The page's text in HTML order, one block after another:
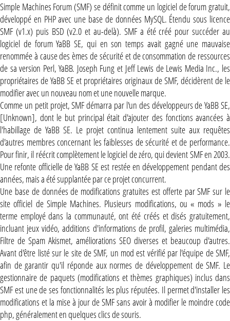
Simple Machines Forum (SMF) se définit comme un logiciel de forum gratuit,
développé en PHP avec une base de données MySQL. Étendu sous licence
SMF (v1.x) puis BSD (v2.0 et au-delà). SMF a été créé pour succéder au
logiciel de forum YaBB SE, qui en son temps avait gagné une mauvaise
renommée à cause des èmes de sécurité et de consommation de ressources
de sa version Perl, YaBB. Joseph Fung et Jeff Lewis de Lewis Media Inc., les
propriétaires de YaBB SE et propriétaires originaux de SMF, décidèrent de le
modifier avec un nouveau nom et une nouvelle marque.
Comme un petit projet, SMF démarra par l'un des développeurs de YaBB SE,
[Unknown], dont le but principal était d'ajouter des fonctions avancées à
l'habillage de YaBB SE. Le projet continua lentement suite aux requêtes
d'autres membres concernant les faiblesses de sécurité et de performance.
Pour finir, il réécrit complètement le logiciel de zéro, qui devient SMF en 2003.
Une refonte officielle de YaBB SE est restée en développement pendant des
années, mais a été supplantée par ce projet concurrent.
Une base de données de modifications gratuites est offerte par SMF sur le
site officiel de Simple Machines. Plusieurs modifications, ou « mods » le
terme employé dans la communauté, ont été créés et disés gratuitement,
incluant jeux vidéo, additions d'informations de profil, galeries multimédia,
Filtre de Spam Akismet, améliorations SEO diverses et beaucoup d'autres.
Avant d'être listé sur le site de SMF, un mod est vérifié par l'équipe de SMF,
afin de garantir qu'il réponde aux normes de développement de SMF. Le
gestionnaire de paquets (modifications et thèmes graphiques) inclus dans
SMF est une de ses fonctionnalités les plus réputées. Il permet d'installer les
modifications et la mise à jour de SMF sans avoir à modifier le moindre code
php, généralement en quelques clics de souris.